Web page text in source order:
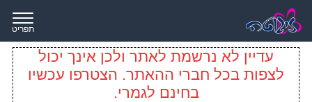
תפריט
עדיין לא נרשמת לאתר ולכן אינך יכול
לצפות בכל חברי ההאתר. הצטרפו עכשיו
בחינם לגמרי.